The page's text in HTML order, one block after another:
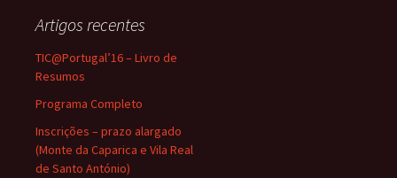
Artigos recentes
TIC@Portugal’16 – Livro de
Resumos
Programa Completo
Inscrições – prazo alargado
(Monte da Caparica e Vila Real
de Santo António)